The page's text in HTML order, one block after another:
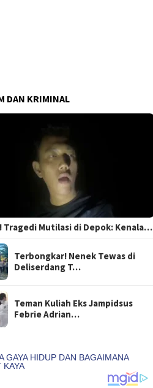
DAN KRIMINAL
Tragedi Mutilasi di Depok: Kenala…
Terbongkar! Nenek Tewas di
Deliserdang T…
Teman Kuliah Eks Jampidsus
Febrie Adrian…